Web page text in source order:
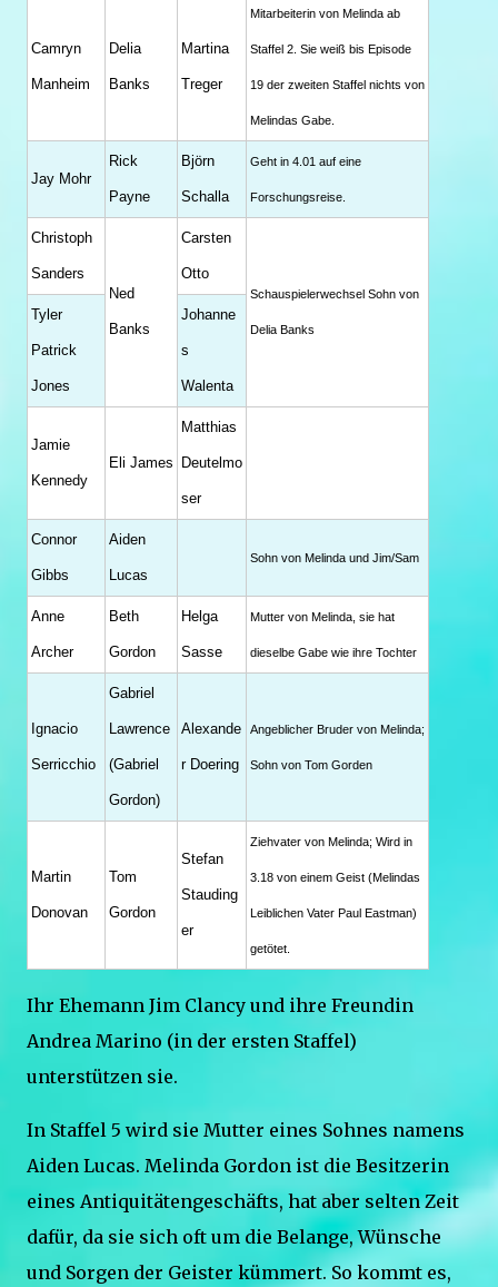
Camryn
Manheim
Delia
Banks
Martina
Treger
Mitarbeiterin von Melinda ab
Staffel 2. Sie weiß bis Episode
19 der zweiten Staffel nichts von
Melindas Gabe.
Jay Mohr
Rick
Payne
Björn
Schalla
Geht in 4.01 auf eine
Forschungsreise.
Christoph
Sanders
Ned
Banks
Carsten
Otto
Schauspielerwechsel Sohn von
Delia Banks
Tyler
Patrick
Jones
Johanne
s
Walenta
Jamie
Kennedy
Eli James
Matthias
Deutelmo
ser
Connor
Gibbs
Aiden
Lucas
Sohn von Melinda und Jim/Sam
Anne
Archer
Beth
Gordon
Helga
Sasse
Mutter von Melinda, sie hat
dieselbe Gabe wie ihre Tochter
Ignacio
Serricchio
Gabriel
Lawrence
(Gabriel
Gordon)
Alexande
r Doering
Angeblicher Bruder von Melinda;
Sohn von Tom Gorden
Martin
Donovan
Tom
Gordon
Stefan
Stauding
er
Ziehvater von Melinda; Wird in
3.18 von einem Geist (Melindas
Leiblichen Vater Paul Eastman)
getötet.
Ihr Ehemann Jim Clancy und ihre Freundin
Andrea Marino (in der ersten Staffel)
unterstützen sie.
In Staffel 5 wird sie Mutter eines Sohnes namens
Aiden Lucas. Melinda Gordon ist die Besitzerin
eines Antiquitätengeschäfts, hat aber selten Zeit
dafür, da sie sich oft um die Belange, Wünsche
und Sorgen der Geister kümmert. So kommt es,